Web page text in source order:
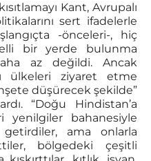
Kant, Avrupalı
sert ifadelerle
-önceleri-, hiç
bir yerde bulunma
az değildi. Ancak
ülkeleri ziyaret etme
düşürecek şekilde”
“Doğu Hindistan’a
yenilgiler bahanesiyle
getirdiler, ama onlarla
bölgedeki çeşitli